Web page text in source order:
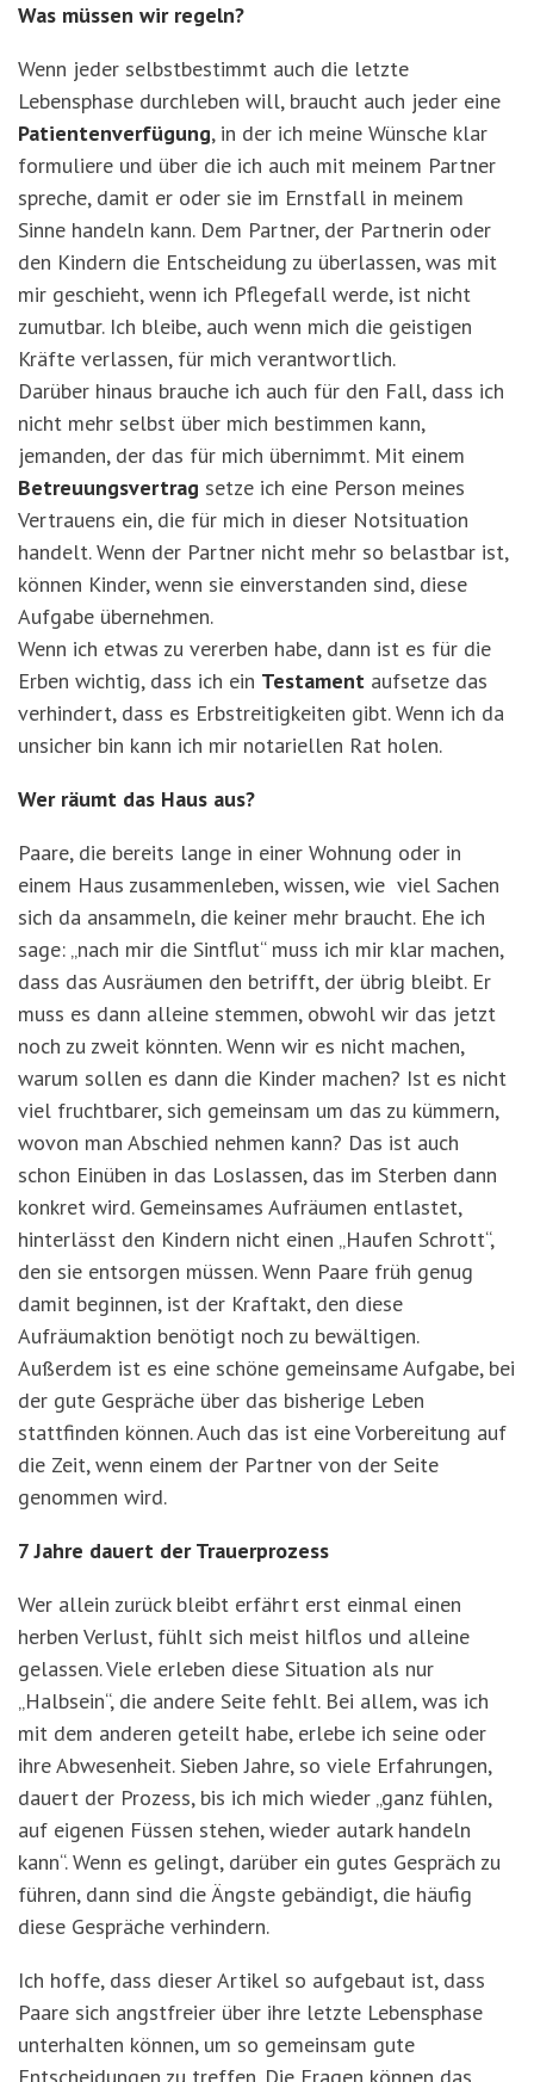
Was müssen wir regeln?
Wenn jeder selbstbestimmt auch die letzte
Lebensphase durchleben will, braucht auch jeder eine
Patientenverfügung, in der ich meine Wünsche klar
formuliere und über die ich auch mit meinem Partner
spreche, damit er oder sie im Ernstfall in meinem
Sinne handeln kann. Dem Partner, der Partnerin oder
den Kindern die Entscheidung zu überlassen, was mit
mir geschieht, wenn ich Pflegefall werde, ist nicht
zumutbar. Ich bleibe, auch wenn mich die geistigen
Kräfte verlassen, für mich verantwortlich.
Darüber hinaus brauche ich auch für den Fall, dass ich
nicht mehr selbst über mich bestimmen kann,
jemanden, der das für mich übernimmt. Mit einem
Betreuungsvertrag setze ich eine Person meines
Vertrauens ein, die für mich in dieser Notsituation
handelt. Wenn der Partner nicht mehr so belastbar ist,
können Kinder, wenn sie einverstanden sind, diese
Aufgabe übernehmen.
Wenn ich etwas zu vererben habe, dann ist es für die
Erben wichtig, dass ich ein Testament aufsetze das
verhindert, dass es Erbstreitigkeiten gibt. Wenn ich da
unsicher bin kann ich mir notariellen Rat holen.
Wer räumt das Haus aus?
Paare, die bereits lange in einer Wohnung oder in
einem Haus zusammenleben, wissen, wie viel Sachen
sich da ansammeln, die keiner mehr braucht. Ehe ich
sage: „nach mir die Sintflut“ muss ich mir klar machen,
dass das Ausräumen den betrifft, der übrig bleibt. Er
muss es dann alleine stemmen, obwohl wir das jetzt
noch zu zweit könnten. Wenn wir es nicht machen,
warum sollen es dann die Kinder machen? Ist es nicht
viel fruchtbarer, sich gemeinsam um das zu kümmern,
wovon man Abschied nehmen kann? Das ist auch
schon Einüben in das Loslassen, das im Sterben dann
konkret wird. Gemeinsames Aufräumen entlastet,
hinterlässt den Kindern nicht einen „Haufen Schrott“,
den sie entsorgen müssen. Wenn Paare früh genug
damit beginnen, ist der Kraftakt, den diese
Aufräumaktion benötigt noch zu bewältigen.
Außerdem ist es eine schöne gemeinsame Aufgabe, bei
der gute Gespräche über das bisherige Leben
stattfinden können. Auch das ist eine Vorbereitung auf
die Zeit, wenn einem der Partner von der Seite
genommen wird.
7 Jahre dauert der Trauerprozess
Wer allein zurück bleibt erfährt erst einmal einen
herben Verlust, fühlt sich meist hilflos und alleine
gelassen. Viele erleben diese Situation als nur
„Halbsein“, die andere Seite fehlt. Bei allem, was ich
mit dem anderen geteilt habe, erlebe ich seine oder
ihre Abwesenheit. Sieben Jahre, so viele Erfahrungen,
dauert der Prozess, bis ich mich wieder „ganz fühlen,
auf eigenen Füssen stehen, wieder autark handeln
kann“. Wenn es gelingt, darüber ein gutes Gespräch zu
führen, dann sind die Ängste gebändigt, die häufig
diese Gespräche verhindern.
Ich hoffe, dass dieser Artikel so aufgebaut ist, dass
Paare sich angstfreier über ihre letzte Lebensphase
unterhalten können, um so gemeinsam gute